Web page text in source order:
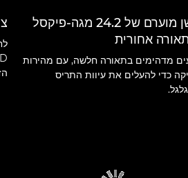
חיישן מוערם של 24.2 מגה-פיקסל
אחורית
מדהימים בתאורה חלשה, עם מהירות
כדי להעלים את עיוות התריס